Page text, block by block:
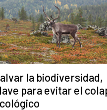
la biodiversidad,
para evitar el